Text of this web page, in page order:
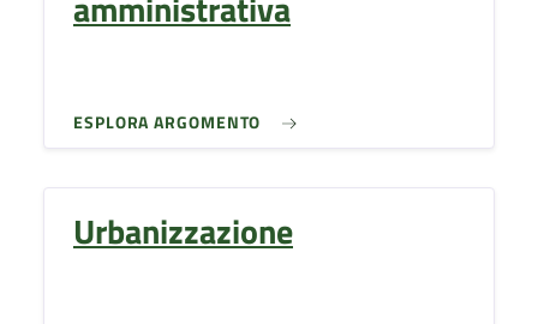
ESPLORA ARGOMENTO
Urbanizzazione